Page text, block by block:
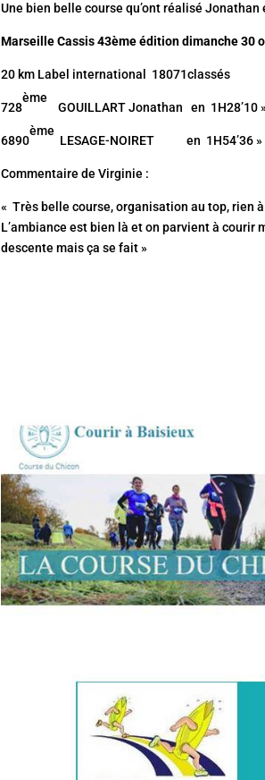
Une bien belle course qu’ont réalisé
Marseille Cassis 43ème éditiondimanche 30
20 km Label international 18071classés
728
ème
GOUILLART Jonathan en 1H28’10
6890
ème
LESAGE-NOIRET en 1H54’36 »
Commentaire de Virginie :
« Très belle course, organisation au top, rien
L’ambiance est bien là et on parvient à
descente mais ça se fait »